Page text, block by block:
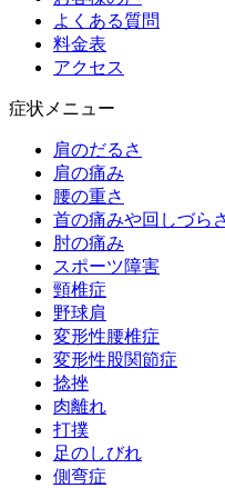
よくある質問
料金表
アクセス
症状メニュー
肩のだるさ
肩の痛み
腰の重さ
首の痛みや回しづら
肘の痛み
スポーツ障害
頸椎症
野球肩
変形性腰椎症
変形性股関節症
捻挫
肉離れ
打撲
足のしびれ
側弯症